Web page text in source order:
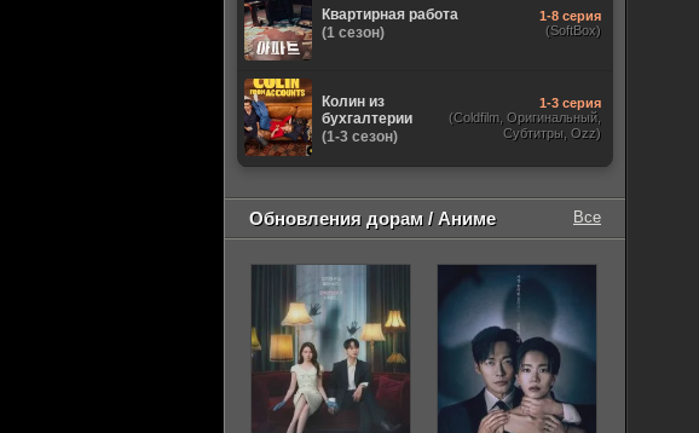
Квартирная работа
(1 сезон)
1-8 серия
(SoftBox)
Колин из
бухгалтерии
(1-3 сезон)
1-3 серия
(Coldfilm, Оригинальный,
Субтитры, Ozz)
Обновления дорам / Аниме Все